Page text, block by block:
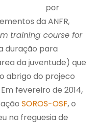
por
da ANFR,
training course for
duração para
da juventude) que
abrigo do projeco
fevereiro de 2014,
SOROS-OSF, o
na freguesia de